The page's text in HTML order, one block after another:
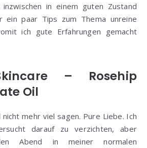
in einem guten Zustand
ein paar Tips zum Thema unreine
ich gute Erfahrungen gemacht
– Rosehip
Oil
nicht mehr viel sagen. Pure Liebe. Ich
darauf zu verzichten, aber
Abend in meiner normalen